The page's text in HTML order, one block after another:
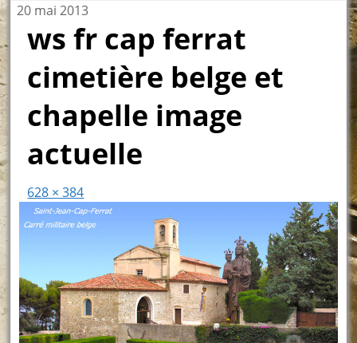
20 mai 2013
ws fr cap ferrat
cimetière belge et
chapelle image
actuelle
628 × 384